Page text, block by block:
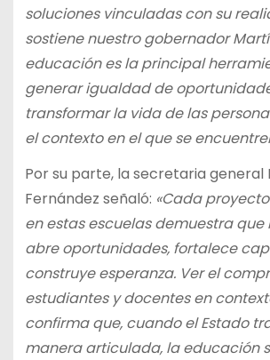
soluciones vinculadas con su
sostiene nuestro gobernador
educación es la principal
generar igualdad de
transformar la vida de las
el contexto en el que se
Por su parte, la secretaria general
Fernández señaló: «Cada
en estas escuelas demuestra
abre oportunidades, fortalece
construye esperanza. Ver el
estudiantes y docentes en
confirma que, cuando el Estado
manera articulada, la educación